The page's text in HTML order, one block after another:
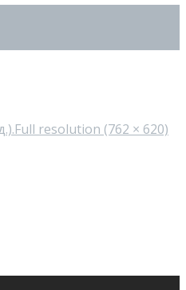
Full resolution (762 × 620)